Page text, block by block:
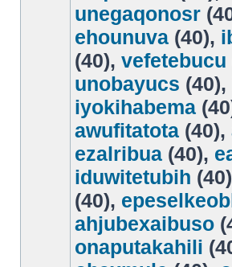
unegaqonosr
ehounuva (40),
(40), vefetebucu
unobayucs (40),
iyokihabema
awufitatota (40),
ezalribua (40),
iduwitetubih
(40),
ahjubexaibuso
onaputakahili